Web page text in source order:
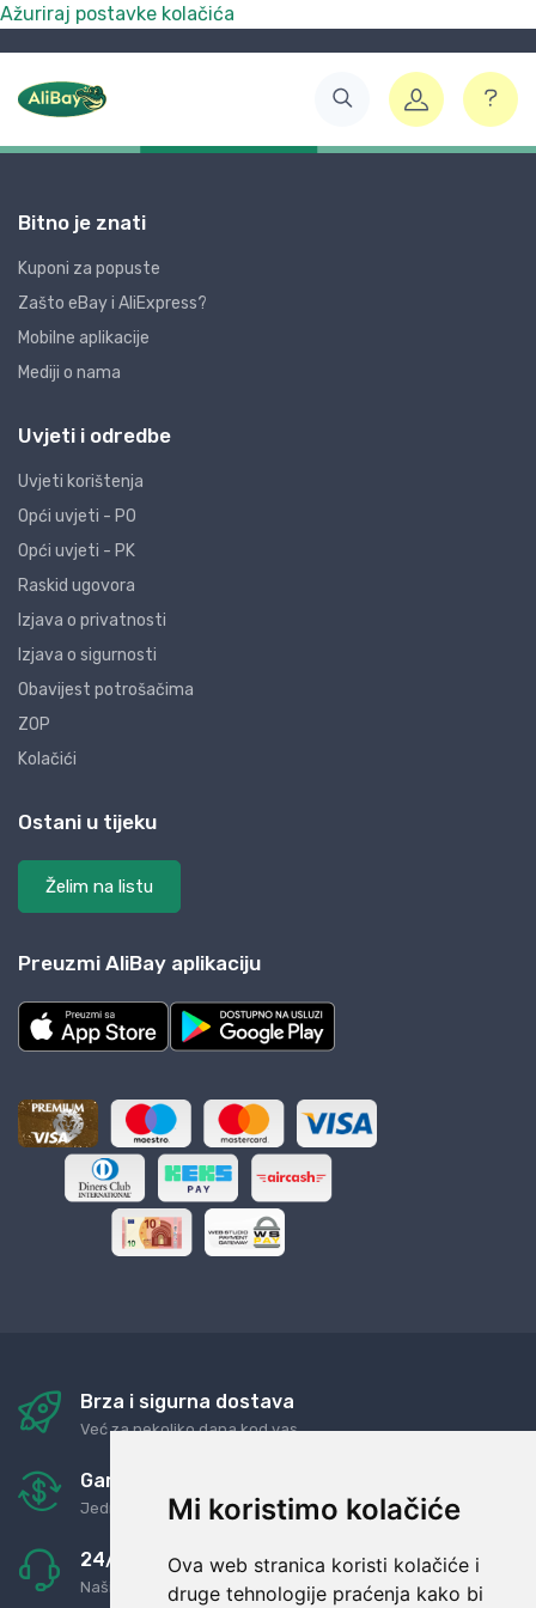
Mi koristimo kolačiće
Ova web stranica koristi kolačiće i
druge tehnologije praćenja kako bi
Ažuriraj postavke kolačića
Bitno je znati
Kuponi za popuste
Zašto eBay i AliExpress?
Mobilne aplikacije
Mediji o nama
Uvjeti i odredbe
Uvjeti korištenja
Opći uvjeti - PO
Opći uvjeti - PK
Raskid ugovora
Izjava o privatnosti
Izjava o sigurnosti
Obavijest potrošačima
ZOP
Kolačići
Ostani u tijeku
Želim na listu
Preuzmi AliBay aplikaciju
Brza i sigurna dostava
Već za nekoliko dana kod vas
Garancija u povrat novaca
Jednostavno pravilo: Roba za novac
24/7 odlična podrška
Naši agenti uvijek na raspolaganju